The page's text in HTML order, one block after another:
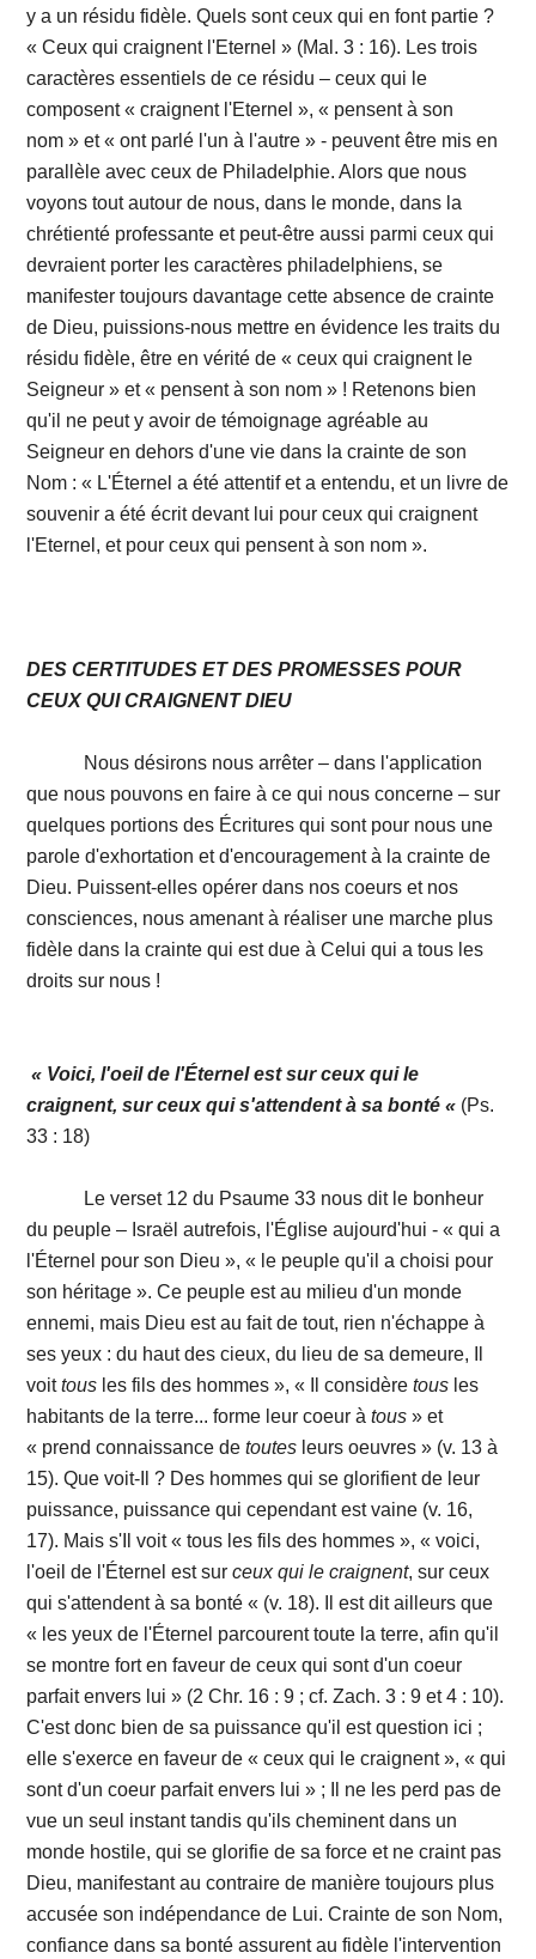
y a un résidu fidèle. Quels sont ceux qui en font partie ?
« Ceux qui craignent l'Eternel » (Mal. 3 : 16). Les trois
caractères essentiels de ce résidu – ceux qui le
composent « craignent l'Eternel », « pensent à son
nom » et « ont parlé l'un à l'autre » - peuvent être mis en
parallèle avec ceux de Philadelphie. Alors que nous
voyons tout autour de nous, dans le monde, dans la
chrétienté professante et peut-être aussi parmi ceux qui
devraient porter les caractères philadelphiens, se
manifester toujours davantage cette absence de crainte
de Dieu, puissions-nous mettre en évidence les traits du
résidu fidèle, être en vérité de « ceux qui craignent le
Seigneur » et « pensent à son nom » ! Retenons bien
qu'il ne peut y avoir de témoignage agréable au
Seigneur en dehors d'une vie dans la crainte de son
Nom : « L'Éternel a été attentif et a entendu, et un livre de
souvenir a été écrit devant lui pour ceux qui craignent
l'Eternel, et pour ceux qui pensent à son nom ».
DES CERTITUDES ET DES PROMESSES POUR
CEUX QUI CRAIGNENT DIEU
Nous désirons nous arrêter – dans l'application
que nous pouvons en faire à ce qui nous concerne – sur
quelques portions des Écritures qui sont pour nous une
parole d'exhortation et d'encouragement à la crainte de
Dieu. Puissent-elles opérer dans nos coeurs et nos
consciences, nous amenant à réaliser une marche plus
fidèle dans la crainte qui est due à Celui qui a tous les
droits sur nous !
« Voici, l'oeil de l'Éternel est surceux qui le
craignent, sur ceux qui s'attendent à sa bonté « (Ps.
33 : 18)
Le verset 12 du Psaume 33 nous dit le bonheur
du peuple – Israël autrefois, l'Église aujourd'hui - « qui a
l'Éternel pour son Dieu », « le peuple qu'il a choisi pour
son héritage ». Ce peuple est au milieu d'un monde
ennemi, mais Dieu est au fait de tout, rien n'échappe à
ses yeux : du haut des cieux, du lieu de sa demeure, Il
voittous les fils des hommes », « Il considèretous les
habitants de la terre... forme leur coeur àtous» et
« prend connaissance detoutes leurs oeuvres » (v. 13 à
15). Que voit-Il ? Des hommes qui se glorifient de leur
puissance, puissance qui cependant est vaine (v. 16,
17). Mais s'Il voit « tous les fils des hommes », « voici,
l'oeil de l'Éternel est surceux qui le craignent, sur ceux
qui s'attendent à sa bonté « (v. 18). Il est dit ailleurs que
« les yeux de l'Éternel parcourent toute la terre, afin qu'il
se montre fort en faveur de ceux qui sont d'un coeur
parfait envers lui » (2 Chr. 16 : 9 ; cf. Zach. 3 : 9 et 4 : 10).
C'est donc bien de sa puissance qu'il est question ici ;
elle s'exerce en faveur de « ceux qui le craignent », « qui
sont d'un coeur parfait envers lui » ; Il ne les perd pas de
vue un seul instant tandis qu'ils cheminent dans un
monde hostile, qui se glorifie de sa force et ne craint pas
Dieu, manifestant au contraire de manière toujours plus
accusée son indépendance de Lui. Crainte de son Nom,
confiance dans sa bonté assurent au fidèle l'intervention